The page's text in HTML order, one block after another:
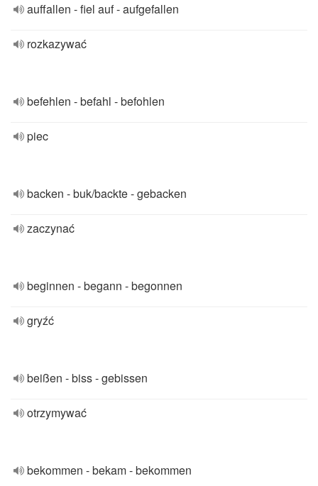
auffallen - fiel auf - aufgefallen
rozkazywać
befehlen - befahl - befohlen
piec
backen - buk/backte - gebacken
zaczynać
beginnen - begann - begonnen
gryźć
beißen - biss - gebissen
otrzymywać
bekommen - bekam - bekommen